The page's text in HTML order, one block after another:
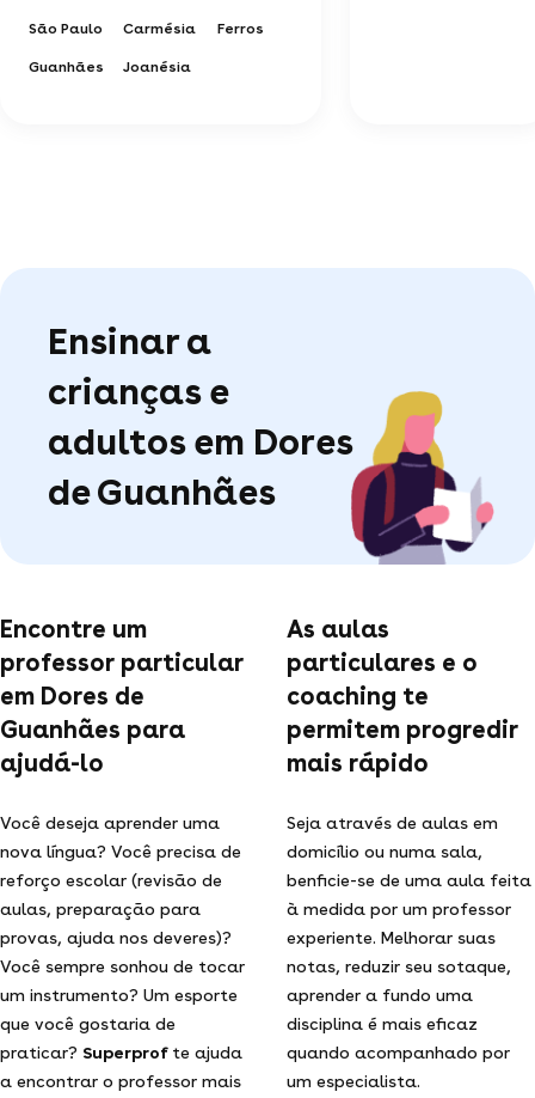
São Paulo Carmésia Ferros
Guanhães Joanésia
Ensinar a
crianças e
adultos em Dores
de Guanhães
Encontre um
professor particular
em Dores de
Guanhães para
ajudá-lo
Você deseja aprender uma
nova língua? Você precisa de
reforço escolar (revisão de
aulas, preparação para
provas, ajuda nos deveres)?
Você sempre sonhou de tocar
um instrumento? Um esporte
que você gostaria de
praticar? Superprof te ajuda
a encontrar o professor mais
As aulas
particulares e o
coaching te
permitem progredir
mais rápido
Seja através de aulas em
domicílio ou numa sala,
benficie-se de uma aula feita
à medida por um professor
experiente. Melhorar suas
notas, reduzir seu sotaque,
aprender a fundo uma
disciplina é mais eficaz
quando acompanhado por
um especialista.